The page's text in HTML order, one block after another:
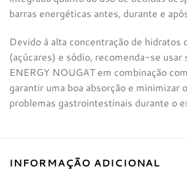
barras energéticas antes, durante e
Devido à alta concentração de hidratos
(açúcares) e sódio, recomenda-se usar
ENERGY NOUGAT em combinação
garantir uma boa absorção e minimizar
problemas gastrointestinais durante o
INFORMAÇÃO ADICIONAL